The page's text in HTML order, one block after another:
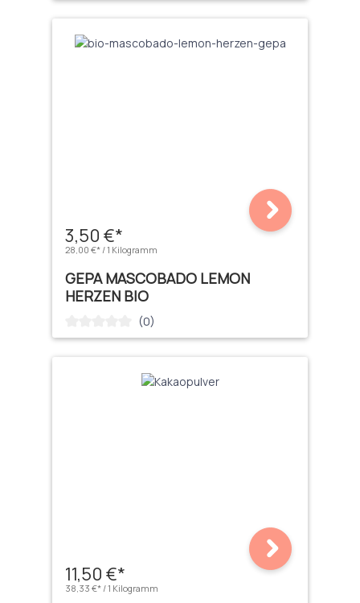
3,50 €*
28,00 €* / 1 Kilogramm
GEPA MASCOBADO LEMON
HERZEN BIO
Durchschnittliche Bewertung von 0 von 5 Sternen
(0)
11,50 €*
38,33 €* / 1 Kilogramm